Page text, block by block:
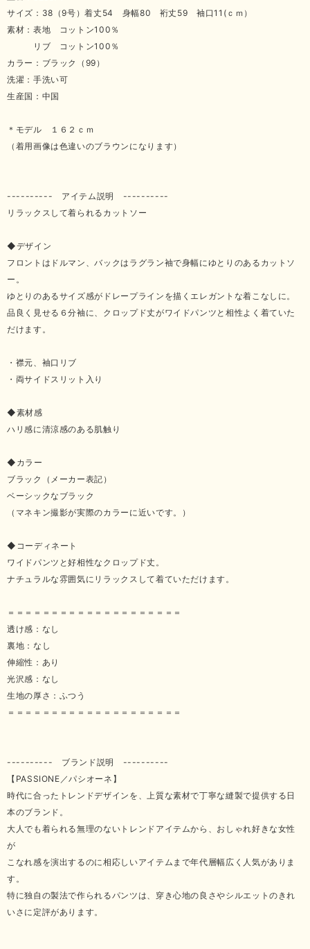
サイズ：38（9号）着丈54 身幅80 裄丈59 袖口11(ｃｍ）
素材：表地 コットン100％
リブ コットン100％
カラー：ブラック（99）
洗濯：手洗い可
生産国：中国
＊モデル １６２ｃｍ
（着用画像は色違いのブラウンになります）
---------- アイテム説明 ----------
リラックスして着られるカットソー
◆デザイン
フロントはドルマン、バックはラグラン袖で身幅にゆとりのあるカットソ
ー。
ゆとりのあるサイズ感がドレープラインを描くエレガントな着こなしに。
品良く見せる６分袖に、クロップド丈がワイドパンツと相性よく着ていた
だけます。
・襟元、袖口リブ
・両サイドスリット入り
◆素材感
ハリ感に清涼感のある肌触り
◆カラー
ブラック（メーカー表記）
ベーシックなブラック
（マネキン撮影が実際のカラーに近いです。）
◆コーディネート
ワイドパンツと好相性なクロップド丈。
ナチュラルな雰囲気にリラックスして着ていただけます。
＝＝＝＝＝＝＝＝＝＝＝＝＝＝＝＝＝＝＝＝
透け感：なし
裏地：なし
伸縮性：あり
光沢感：なし
生地の厚さ：ふつう
＝＝＝＝＝＝＝＝＝＝＝＝＝＝＝＝＝＝＝＝
---------- ブランド説明 ----------
【PASSIONE／パシオーネ】
時代に合ったトレンドデザインを、上質な素材で丁寧な縫製で提供する日
本のブランド。
大人でも着られる無理のないトレンドアイテムから、おしゃれ好きな女性
が
こなれ感を演出するのに相応しいアイテムまで年代層幅広く人気がありま
す。
特に独自の製法で作られるパンツは、穿き心地の良さやシルエットのきれ
いさに定評があります。